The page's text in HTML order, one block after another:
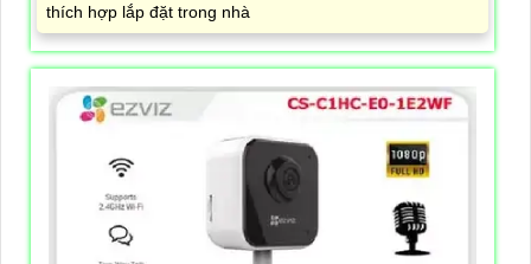
thích hợp lắp đặt trong nhà